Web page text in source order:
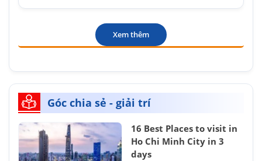
Xem thêm
Góc chia sẻ - giải trí
16 Best Places to visit in
Ho Chi Minh City in 3
days